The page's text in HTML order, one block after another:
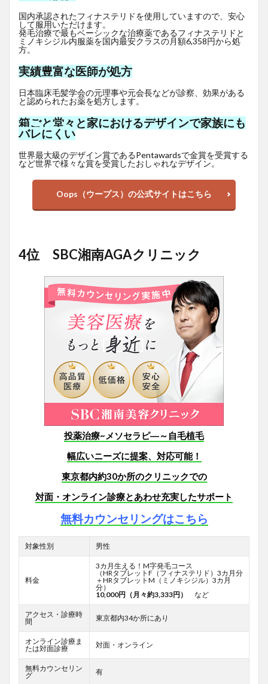
国内承認されたフィナステリドを使用していますので、安心
して服用いただけます。
発毛治療で最もベーシックな治療薬であるフィナステリドと
ミノキシジル内服薬を国内最安クラスの月額6,358円から処
方。
実績豊富な医師が処方
日本臨床毛髪学会の元理事や元会長などが診察、効果がある
と認められたお薬を処方します。
箱ごと堂々と家におけるデザインで家族にも
バレにくい
世界最大級のデザイン賞であるPentawardsで金賞を受賞する
など世界で様々な賞を受賞したおしゃれなデザイン。
Oops（ウープス）の公式サイトはこちら
4位 SBC湘南AGAクリニック
投薬治療~メソセラピ―～自毛植毛
幅広いニーズに提案、対応可能！
東京都内約30か所のクリニックでの
対面・オンライン診療とあわせ充実したサポート
無料カウンセリングはこちら
対象性別 男性
料金
3カ月生える！M字発毛コース
（HRタブレットF （フィナステリド）3カ月分
＋HRタブレットM（ミノキシジル）3カ月
分）
10,000円（月々約3,333円） など
アクセス・診療時
間
東京都内34か所にあり
オンライン診療ま
たは対面診療
対面・オンライン
無料カウンセリン
グ
有